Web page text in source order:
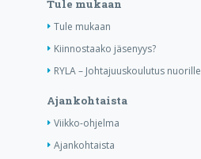
Tule mukaan
Tule mukaan
Kiinnostaako jäsenyys?
RYLA – Johtajuuskoulutus nuorille
Ajankohtaista
Viikko-ohjelma
Ajankohtaista